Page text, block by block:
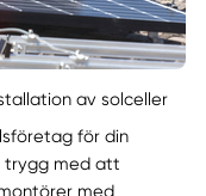
av solceller
för din
trygg med att
med